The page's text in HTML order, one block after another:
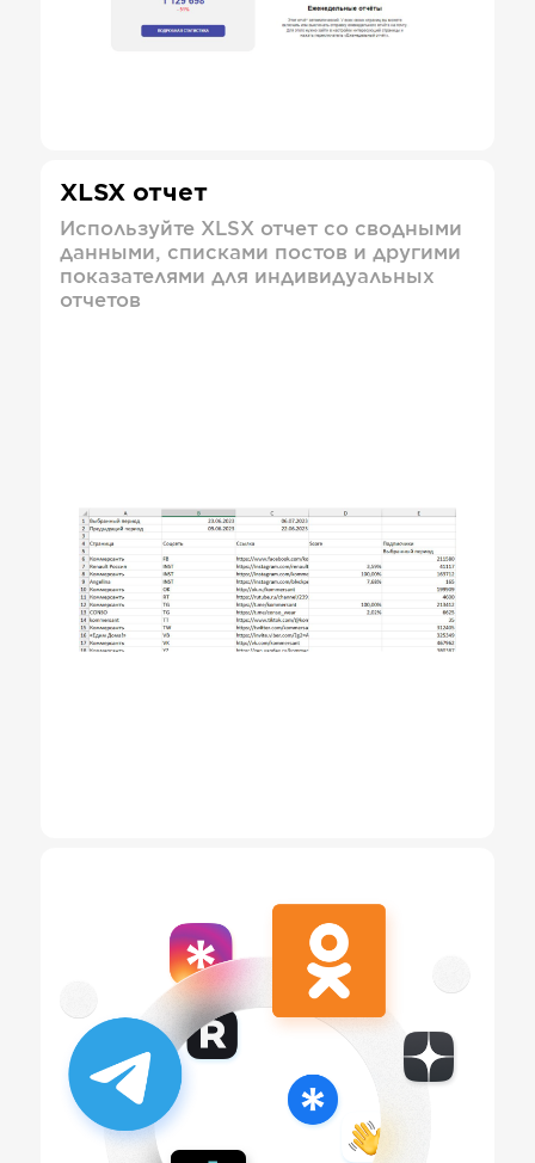
XLSX отчет
Используйте XLSX отчет со сводными
данными, списками постов и другими
показателями для индивидуальных
отчетов